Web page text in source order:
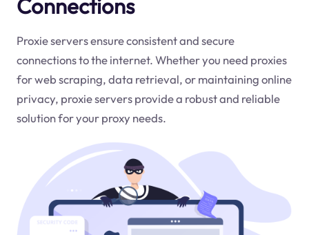
Connections
Proxie servers ensure consistent and secure
connections to the internet. Whether you need proxies
for web scraping, data retrieval, or maintaining online
privacy, proxie servers provide a robust and reliable
solution for your proxy needs.